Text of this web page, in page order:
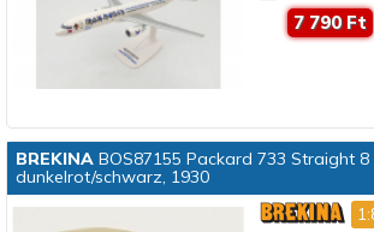
7 790 Ft
BREKINABOS87155 Packard 733 Straight 8
dunkelrot/schwarz, 1930